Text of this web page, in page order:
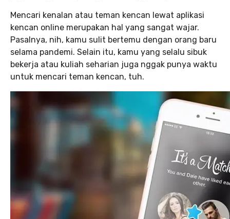
Mencari kenalan atau teman kencan lewat aplikasi
kencan online merupakan hal yang sangat wajar.
Pasalnya, nih, kamu sulit bertemu dengan orang baru
selama pandemi. Selain itu, kamu yang selalu sibuk
bekerja atau kuliah seharian juga nggak punya waktu
untuk mencari teman kencan, tuh.